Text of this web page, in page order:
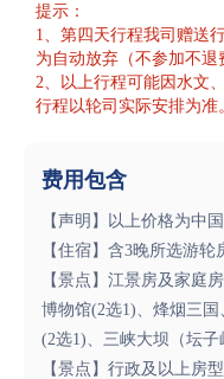
提示：
1、第四天行程我司赠送
为自动放弃（不参加不退
2、以上行程可能因水文
行程以轮司实际安排为准
费用包含
【声明】以上价格为中
【住宿】含3晚所选游轮
【景点】江景房及家庭
博物馆(2选1)、烽烟三
(2选1)、三峡大坝（坛子
【景点】行政及以上房